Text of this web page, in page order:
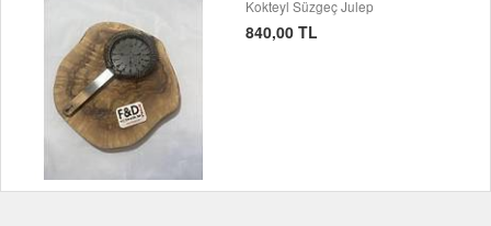
Kokteyl Süzgeç Julep
840,00 TL